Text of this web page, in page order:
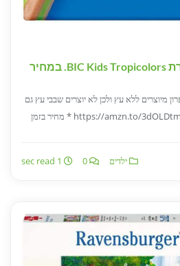
12 צבעי עיפרון של חברת BIC Kids Tropicolors. במחיר
12 צבעי עיפרון מיוצרים ללא עץ ולכן לא יוצרים שבבי עץ גם
אם נשברים בכח, עמידים מאוד. https://amzn.to/3dOLDtm * מחיר בזמן
ילדים